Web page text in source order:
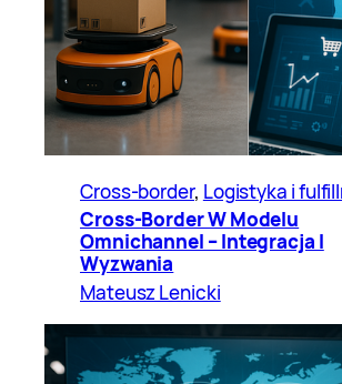
Cross-border, Logistyka i
Cross-Border W Modelu
Omnichannel – Integracja I
Wyzwania
Mateusz Lenicki